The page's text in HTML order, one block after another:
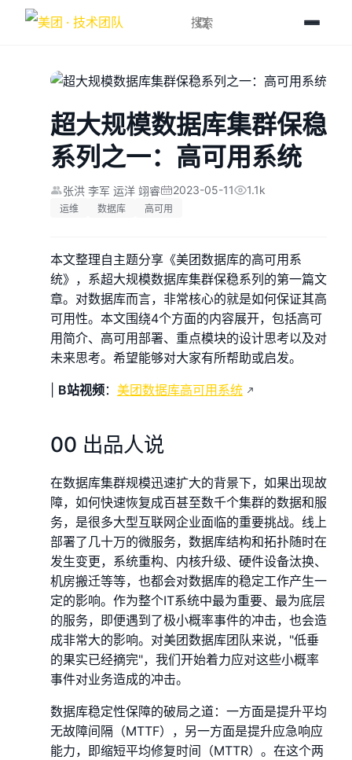
超大规模数据库集群保稳
系列之一：高可用系统
张洪 李军 运洋 翊睿 2023-05-11 1.1k
运维 数据库 高可用
本文整理自主题分享《美团数据库的高可用系
统》，系超大规模数据库集群保稳系列的第一篇文
章。对数据库而言，非常核心的就是如何保证其高
可用性。本文围绕4个方面的内容展开，包括高可
用简介、高可用部署、重点模块的设计思考以及对
未来思考。希望能够对大家有所帮助或启发。
B站视频： 美团数据库高可用系统
00 出品人说
在数据库集群规模迅速扩大的背景下，如果出现故
障，如何快速恢复成百甚至数千个集群的数据和服
务，是很多大型互联网企业面临的重要挑战。线上
部署了几十万的微服务，数据库结构和拓扑随时在
发生变更，系统重构、内核升级、硬件设备汰换、
机房搬迁等等，也都会对数据库的稳定工作产生一
定的影响。作为整个IT系统中最为重要、最为底层
的服务，即便遇到了极小概率事件的冲击，也会造
成非常大的影响。对美团数据库团队来说，"低垂
的果实已经摘完"，我们开始着力应对这些小概率
事件对业务造成的冲击。
数据库稳定性保障的破局之道：一方面是提升平均
无故障间隔（MTTF），另一方面是提升应急响应
能力，即缩短平均修复时间（MTTR）。在这个两